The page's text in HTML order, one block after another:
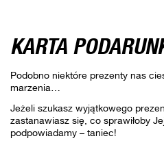
KARTA
Podobno niektóre prezenty nas
marzenia…
Jeżeli szukasz wyjątkowego
zastanawiasz się, co sprawiłoby
podpowiadamy – taniec!